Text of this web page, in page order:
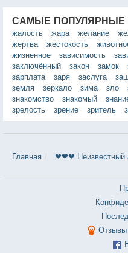
САМЫЕ ПОПУЛЯРНЫЕ
жалость
жара желание
жертва
жестокость
жизненное
зависимость
заключённый
закон замок
зарплата
заря заслуга
земля
зеркало зима зло
знакомство
знакомый
зрелость
зрение зритель
Главная ❤❤❤ Неизвестный
Отзывы